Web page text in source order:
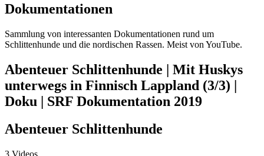
Dokumentationen
Sammlung von interessanten Dokumentationen rund um
Schlittenhunde und die nordischen Rassen. Meist von YouTube.
Abenteuer Schlittenhunde | Mit Huskys
unterwegs in Finnisch Lappland (3/3) |
Doku | SRF Dokumentation 2019
Abenteuer Schlittenhunde
3 Videos